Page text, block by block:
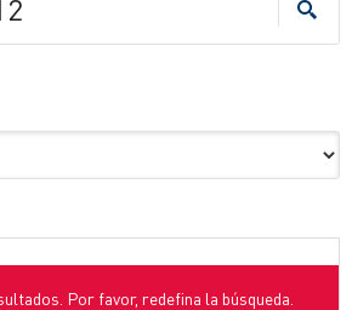
Por favor, redefina la búsqueda.